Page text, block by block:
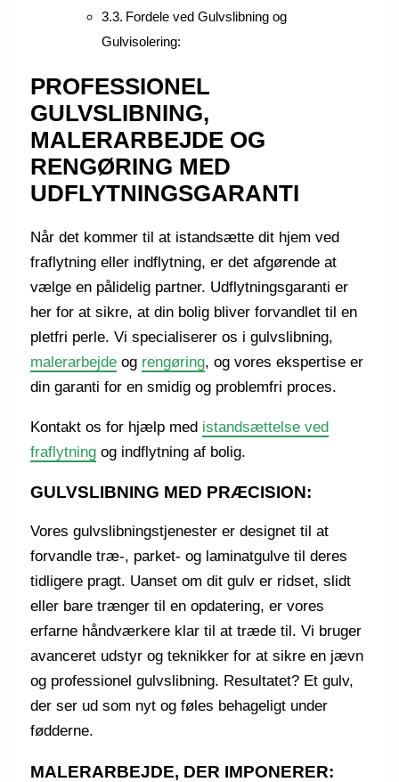
Fordele ved Gulvslibning og
Gulvisolering:
PROFESSIONEL
GULVSLIBNING,
MALERARBEJDE OG
RENGØRING MED
UDFLYTNINGSGARANTI
Når det kommer til at istandsætte dit hjem ved
fraflytning eller indflytning, er det afgørende at
vælge en pålidelig partner. Udflytningsgaranti er
her for at sikre, at din bolig bliver forvandlet til en
pletfri perle. Vi specialiserer os i gulvslibning,
malerarbejde og rengøring, og vores ekspertise er
din garanti for en smidig og problemfri proces.
Kontakt os for hjælp med istandsættelse ved
fraflytning og indflytning af bolig.
GULVSLIBNING MED PRÆCISION:
Vores gulvslibningstjenester er designet til at
forvandle træ-, parket- og laminatgulve til deres
tidligere pragt. Uanset om dit gulv er ridset, slidt
eller bare trænger til en opdatering, er vores
erfarne håndværkere klar til at træde til. Vi bruger
avanceret udstyr og teknikker for at sikre en jævn
og professionel gulvslibning. Resultatet? Et gulv,
der ser ud som nyt og føles behageligt under
fødderne.
MALERARBEJDE, DER IMPONERER: